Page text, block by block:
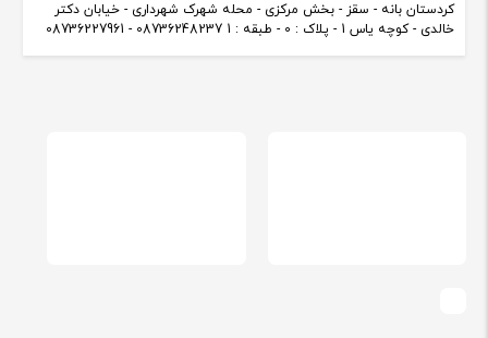
کردستان بانه - سقز - بخش مرکزی - محله شهرک شهرداری - خیابان دکتر
خالدی - کوچه یاس 1 - پلاک : 0 - طبقه : 1 08736248237 - 08736227961